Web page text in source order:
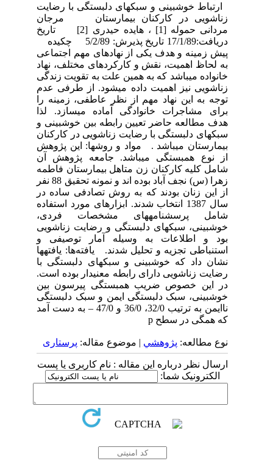
ارتباط خوشبینی و سبک­های دلبستگی با رضایت
زناشویی در کارکنان بیمارستان مرجان
مردانی حموله [1] ، هایده حیدری [2] تاریخ
دریافت:17/1/89 تاریخ پذیرش: 5/2/89 چکیده
پیش زمینه و هدف یکی از نهادهای مهم اجتماعی
به لحاظ اهمیت، نقش و کارکردهای مختلف، نهاد
خانواده می­باشد که به همین علت به تقویت زندگی
زناشویی نیز اهمیت داده می­شود. از طرفی عدم
توجه به این نهاد مهم از نظر عاطفی، زمینه را
برای مشاجرات خانوادگی آماده می­سازد. لذا
هدف مطالعه حاضر تعیین رابطه بین خوشبینی و
سبک­های دلبستگی با رضایت زناشویی در کارکنان
بیمارستان می­باشد . مواد و روش­ها: این پژوهش
از نوع همبستگی می­باشد. جامعه پژوهش آن
شامل کلیه کارکنان زن متاهل بیمارستان فاطمه
زهرا (س) نجف آباد بوده اند و نمونه تحقیق 88 نفر
از این زنان بودند که به روش تصادفی ساده در
سال 1387 انتخاب شدند. ابزارهای مورد استفاده
شامل پرسش­نامه­های مشخصات فردی،
خوشبینی، سبک­های دلبستگی و رضایت زناشویی
بود و اطلاعات به وسیله آمار توصیفی و
استنباطی تجزیه و تحلیل شدند. یافته‌ها: یافته­ها
نشان داد که خوشبینی و سبک­های دلبستگی با
رضایت زناشویی دارای رابطه معنی­دار بوده است.
در این خصوص ضریب همبستگی پیرسون بین
خوشبینی، سبک دلبستگی ایمن و سبک دلبستگی
ناایمن به ترتیب 32/0، 36/0 و 47/0 – به دست آمد
که همگی در سطح p
نوع مطالعه:پژوهشي| موضوع مقاله:پرستاری
ارسال نظر درباره این مقاله : نام کاربری یا پست
الکترونیک شما: